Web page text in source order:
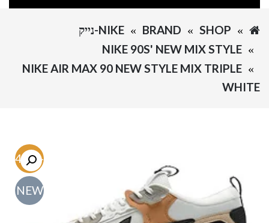
SHOP
BRAND
NIKE-נייק
NIKE 90S' NEW MIX STYLE
NIKE AIR MAX 90 NEW STYLE MIX TRIPLE
WHITE
-54.7%
NEW